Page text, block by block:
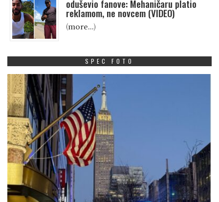
oduševio fanove: Mehaničaru platio
reklamom, ne novcem (VIDEO)
(more…)
SPEC FOTO